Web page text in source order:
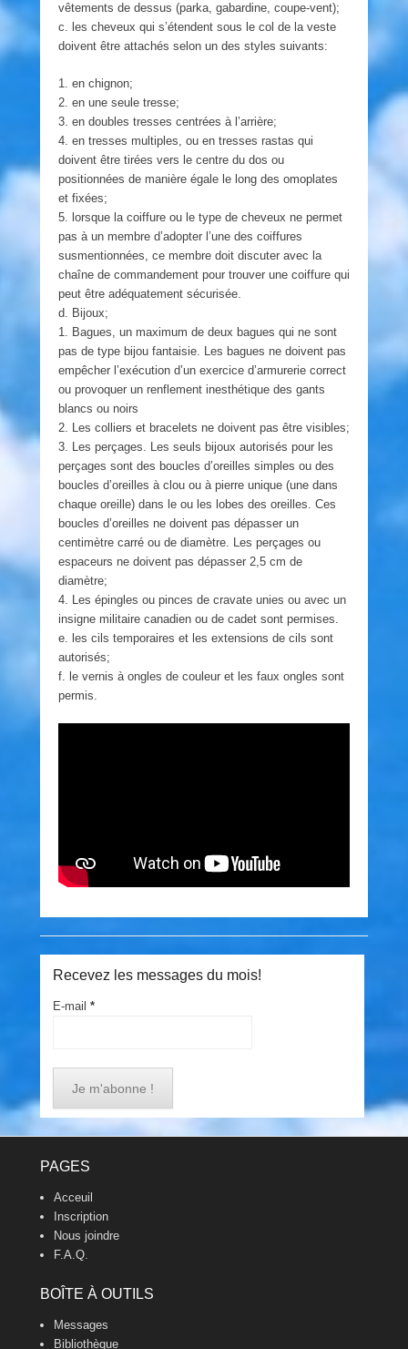
vêtements de dessus (parka, gabardine, coupe-vent);
c. les cheveux qui s’étendent sous le col de la veste
doivent être attachés selon un des styles suivants:
1. en chignon;
2. en une seule tresse;
3. en doubles tresses centrées à l’arrière;
4. en tresses multiples, ou en tresses rastas qui
doivent être tirées vers le centre du dos ou
positionnées de manière égale le long des omoplates
et fixées;
5. lorsque la coiffure ou le type de cheveux ne permet
pas à un membre d’adopter l’une des coiffures
susmentionnées, ce membre doit discuter avec la
chaîne de commandement pour trouver une coiffure qui
peut être adéquatement sécurisée.
d. Bijoux;
1. Bagues, un maximum de deux bagues qui ne sont
pas de type bijou fantaisie. Les bagues ne doivent pas
empêcher l’exécution d’un exercice d’armurerie correct
ou provoquer un renflement inesthétique des gants
blancs ou noirs
2. Les colliers et bracelets ne doivent pas être visibles;
3. Les perçages. Les seuls bijoux autorisés pour les
perçages sont des boucles d’oreilles simples ou des
boucles d’oreilles à clou ou à pierre unique (une dans
chaque oreille) dans le ou les lobes des oreilles. Ces
boucles d’oreilles ne doivent pas dépasser un
centimètre carré ou de diamètre. Les perçages ou
espaceurs ne doivent pas dépasser 2,5 cm de
diamètre;
4. Les épingles ou pinces de cravate unies ou avec un
insigne militaire canadien ou de cadet sont permises.
e. les cils temporaires et les extensions de cils sont
autorisés;
f. le vernis à ongles de couleur et les faux ongles sont
permis.
Recevez les messages du mois!
E-mail*
PAGES
Acceuil
Inscription
Nous joindre
F.A.Q.
BOÎTE À OUTILS
Messages
Bibliothèque